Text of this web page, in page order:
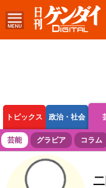
トピックス 政治・社会
ボートレース 競輪 オ
芸能 グラビア コラム